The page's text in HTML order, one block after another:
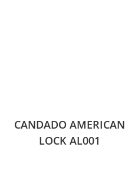
CANDADO AMERICAN
LOCK AL001